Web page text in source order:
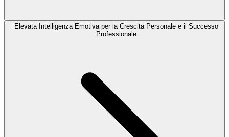
Elevata Intelligenza Emotiva per la Crescita Personale e il Successo
Professionale